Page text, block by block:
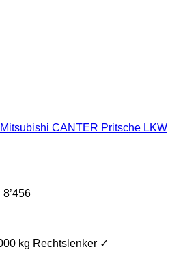
Mitsubishi CANTER Pritsche LKW
kg Rechtslenker ✓